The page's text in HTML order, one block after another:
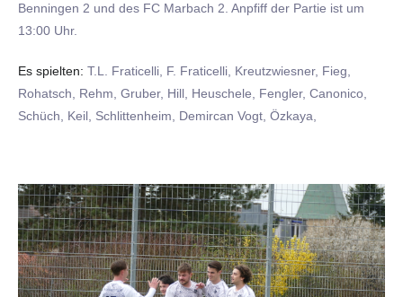
Benningen 2 und des FC Marbach 2. Anpfiff der Partie ist um
13:00 Uhr.
Es spielten: T.L. Fraticelli, F. Fraticelli, Kreutzwiesner, Fieg,
Rohatsch, Rehm, Gruber, Hill, Heuschele, Fengler, Canonico,
Schüch, Keil, Schlittenheim, Demircan Vogt, Özkaya,